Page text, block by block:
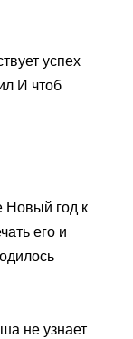
успех
И чтоб
Новый год к
его и
не узнает